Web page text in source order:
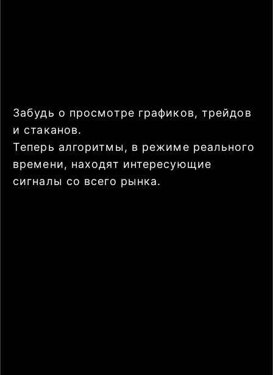
Забудь о просмотре графиков, трейдов
и стаканов.
Теперь алгоритмы, в режиме реального
времени, находят интересующие
сигналы со всего рынка.